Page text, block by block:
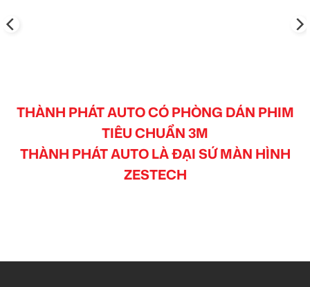
THÀNH PHÁT AUTO CÓ PHÒNG DÁN PHIM
TIÊU CHUẨN 3M
THÀNH PHÁT AUTO LÀ ĐẠI SỨ MÀN HÌNH
ZESTECH